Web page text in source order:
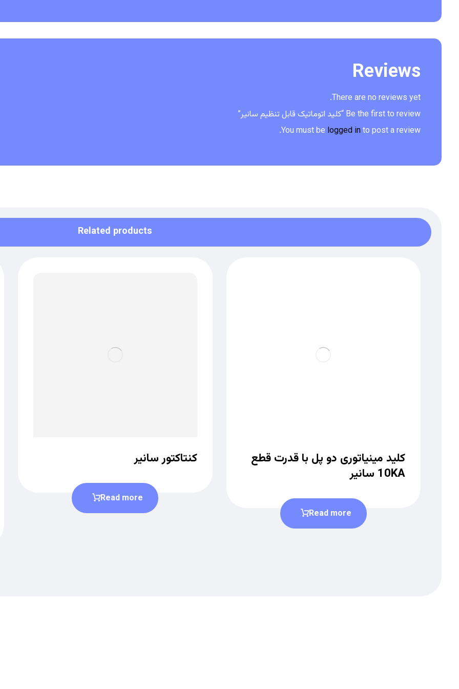
Reviews
There are no reviews yet.
Be the first to review “کلید اتوماتیک قابل تنظیم سانیر”
You must be logged into post a review.
Related products
کلید مینیاتوری دو پل با قدرت قطع
10KA سانیر
Read more
کنتاکتور سانیر
Read more